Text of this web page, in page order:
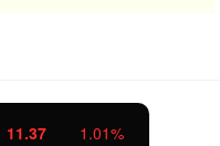
业板指 3563.12